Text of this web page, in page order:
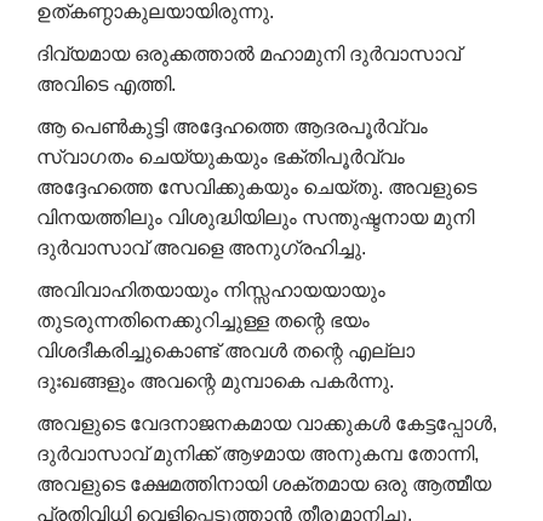
ഉത്കണ്ഠാകുലയായിരുന്നു.
ദിവ്യമായ ഒരുക്കത്താൽ മഹാമുനി ദുർവാസാവ്
അവിടെ എത്തി.
ആ പെൺകുട്ടി അദ്ദേഹത്തെ ആദരപൂർവ്വം
സ്വാഗതം ചെയ്യുകയും ഭക്തിപൂർവ്വം
അദ്ദേഹത്തെ സേവിക്കുകയും ചെയ്തു. അവളുടെ
വിനയത്തിലും വിശുദ്ധിയിലും സന്തുഷ്ടനായ മുനി
ദുർവാസാവ് അവളെ അനുഗ്രഹിച്ചു.
അവിവാഹിതയായും നിസ്സഹായയായും
തുടരുന്നതിനെക്കുറിച്ചുള്ള തന്റെ ഭയം
വിശദീകരിച്ചുകൊണ്ട് അവൾ തന്റെ എല്ലാ
ദുഃഖങ്ങളും അവന്റെ മുമ്പാകെ പകർന്നു.
അവളുടെ വേദനാജനകമായ വാക്കുകൾ കേട്ടപ്പോൾ,
ദുർവാസാവ് മുനിക്ക് ആഴമായ അനുകമ്പ തോന്നി,
അവളുടെ ക്ഷേമത്തിനായി ശക്തമായ ഒരു ആത്മീയ
പ്രതിവിധി വെളിപ്പെടുത്താൻ തീരുമാനിച്ചു.